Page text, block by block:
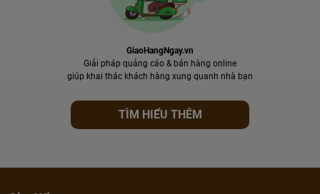
GiaoHangNgay.vn
Giải pháp quảng cáo & bán hàng online
giúp khai thác khách hàng xung quanh nhà bạn
TÌM HIỂU THÊM